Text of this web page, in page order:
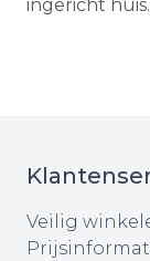
ingericht huis.
Veilig